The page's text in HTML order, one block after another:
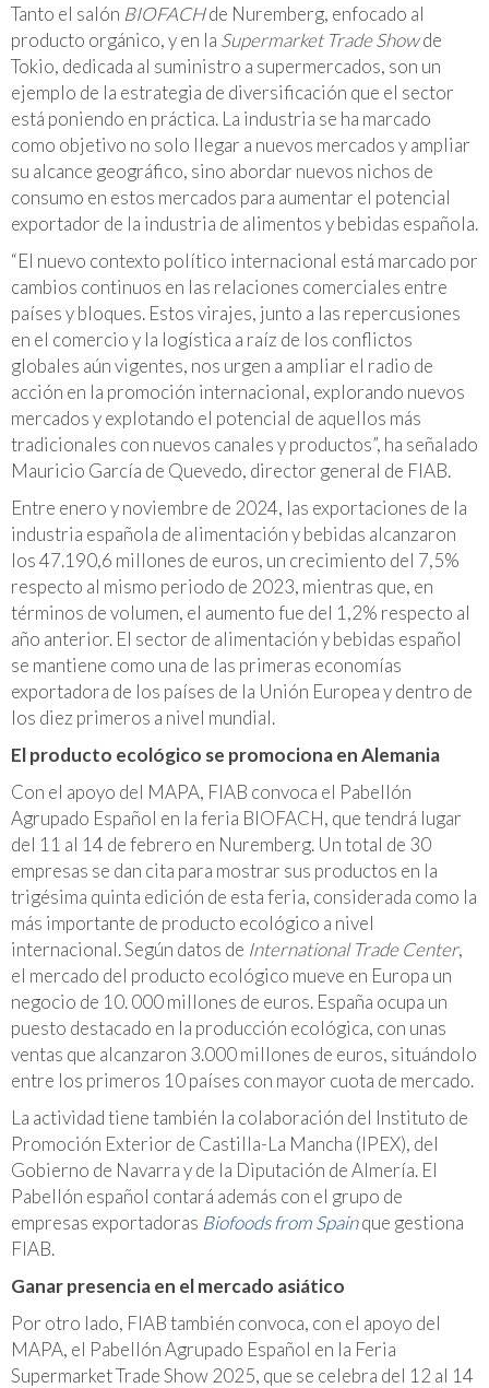
Tanto el salón BIOFACHde Nuremberg, enfocado al
producto orgánico, y en la Supermarket Trade Showde
Tokio, dedicada al suministro a supermercados, son un
ejemplo de la estrategia de diversificación que el sector
está poniendo en práctica. La industria se ha marcado
como objetivo no solo llegar a nuevos mercados y ampliar
su alcance geográfico, sino abordar nuevos nichos de
consumo en estos mercados para aumentar el potencial
exportador de la industria de alimentos y bebidas española.
“El nuevo contexto político internacional está marcado por
cambios continuos en las relaciones comerciales entre
países y bloques. Estos virajes, junto a las repercusiones
en el comercio y la logística a raíz de los conflictos
globales aún vigentes, nos urgen a ampliar el radio de
acción en la promoción internacional, explorando nuevos
mercados y explotando el potencial de aquellos más
tradicionales con nuevos canales y productos”, ha señalado
Mauricio García de Quevedo, director general de FIAB.
Entre enero y noviembre de 2024, las exportaciones de la
industria española de alimentación y bebidas alcanzaron
los 47.190,6 millones de euros, un crecimiento del 7,5%
respecto al mismo periodo de 2023, mientras que, en
términos de volumen, el aumento fue del 1,2% respecto al
año anterior. El sector de alimentación y bebidas español
se mantiene como una de las primeras economías
exportadora de los países de la Unión Europea y dentro de
los diez primeros a nivel mundial.
El producto ecológico se promociona en Alemania
Con el apoyo del MAPA, FIAB convoca el Pabellón
Agrupado Español en la feria BIOFACH, que tendrá lugar
del 11 al 14 de febrero en Nuremberg. Un total de 30
empresas se dan cita para mostrar sus productos en la
trigésima quinta edición de esta feria, considerada como la
más importante de producto ecológico a nivel
internacional. Según datos de International Trade Center,
el mercado del producto ecológico mueve en Europa un
negocio de 10. 000 millones de euros. España ocupa un
puesto destacado en la producción ecológica, con unas
ventas que alcanzaron 3.000 millones de euros, situándolo
entre los primeros 10 países con mayor cuota de mercado.
La actividad tiene también la colaboración del Instituto de
Promoción Exterior de Castilla-La Mancha (IPEX), del
Gobierno de Navarra y de la Diputación de Almería. El
Pabellón español contará además con el grupo de
empresas exportadoras Biofoods from Spainque gestiona
FIAB.
Ganar presencia en el mercado asiático
Por otro lado, FIAB también convoca, con el apoyo del
MAPA, el Pabellón Agrupado Español en la Feria
Supermarket Trade Show 2025, que se celebra del 12 al 14